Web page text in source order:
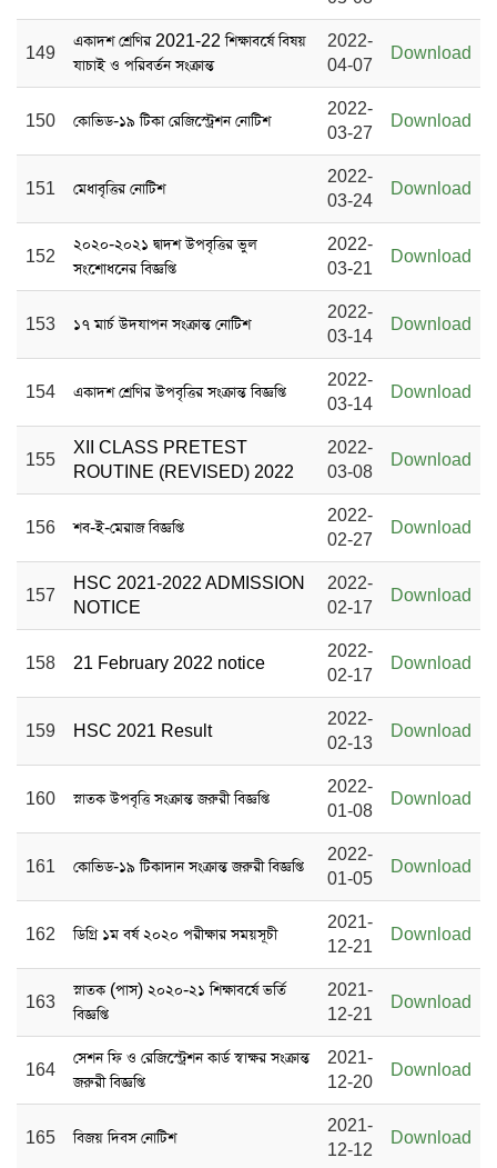
149
একাদশ শ্রেণির 2021-22 শিক্ষাবর্ষে বিষয়
যাচাই ও পরিবর্তন সংক্রান্ত
2022-
04-07
Download
150 কোভিড-১৯ টিকা রেজিস্ট্রেশন নোটিশ
2022-
03-27
Download
151 মেধাবৃত্তির নোটিশ
2022-
03-24
Download
152
২০২০-২০২১ দ্বাদশ উপবৃত্তির ভুল
সংশোধনের বিজ্ঞপ্তি
2022-
03-21
Download
153 ১৭ মার্চ উদযাপন সংক্রান্ত নোটিশ
2022-
03-14
Download
154 একাদশ শ্রেণির উপবৃত্তির সংক্রান্ত বিজ্ঞপ্তি
2022-
03-14
Download
155
XII CLASS PRETEST
ROUTINE (REVISED) 2022
2022-
03-08
Download
156 শব-ই-মেরাজ বিজ্ঞপ্তি
2022-
02-27
Download
157
HSC 2021-2022 ADMISSION
NOTICE
2022-
02-17
Download
158 21 February 2022 notice
2022-
02-17
Download
159 HSC 2021 Result
2022-
02-13
Download
160 স্নাতক উপবৃত্তি সংক্রান্ত জরুরী বিজ্ঞপ্তি
2022-
01-08
Download
161 কোভিড-১৯ টিকাদান সংক্রান্ত জরুরী বিজ্ঞপ্তি
2022-
01-05
Download
162 ডিগ্রি ১ম বর্ষ ২০২০ পরীক্ষার সময়সূচী
2021-
12-21
Download
163
স্নাতক (পাস) ২০২০-২১ শিক্ষাবর্ষে ভর্তি
বিজ্ঞপ্তি
2021-
12-21
Download
164
সেশন ফি ও রেজিস্ট্রেশন কার্ড স্বাক্ষর সংক্রান্ত
জরুরী বিজ্ঞপ্তি
2021-
12-20
Download
165 বিজয় দিবস নোটিশ
2021-
12-12
Download